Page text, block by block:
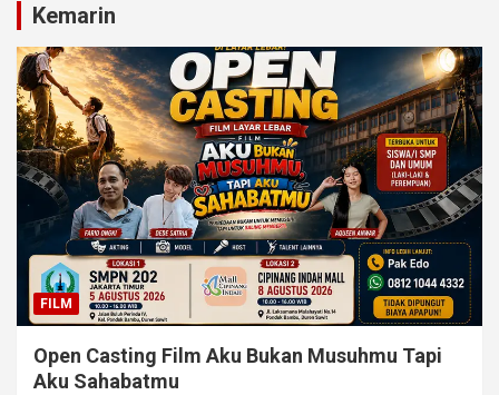
Kemarin
FILM
Open Casting Film Aku Bukan Musuhmu Tapi
Aku Sahabatmu